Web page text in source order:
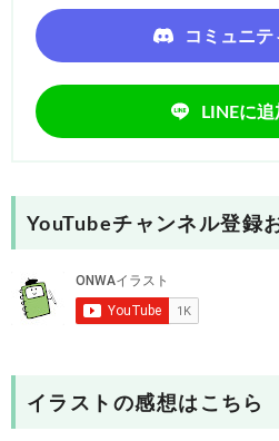
コミュニテ
LINEに追
YouTubeチャンネル登録
イラストの感想はこちら